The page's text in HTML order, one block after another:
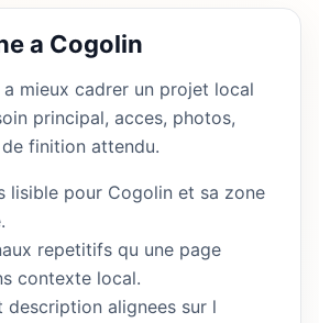
a Cogolin
mieux cadrer un projet local
principal, acces, photos,
finition attendu.
lisible pour Cogolin et sa zone
repetitifs qu une page
contexte local.
description alignees sur l